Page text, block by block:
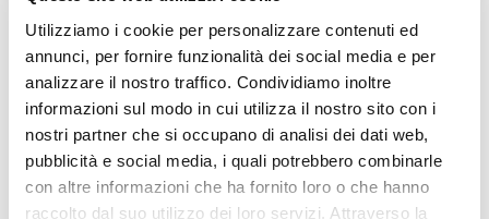
Utilizziamo i cookie per personalizzare contenuti ed
annunci, per fornire funzionalità dei social media e per
analizzare il nostro traffico. Condividiamo inoltre
informazioni sul modo in cui utilizza il nostro sito con i
nostri partner che si occupano di analisi dei dati web,
pubblicità e social media, i quali potrebbero combinarle
con altre informazioni che ha fornito loro o che hanno
raccolto dal suo utilizzo dei loro servizi. Attraverso la
Con piattello
Componenti
Porta scopino|Scopino